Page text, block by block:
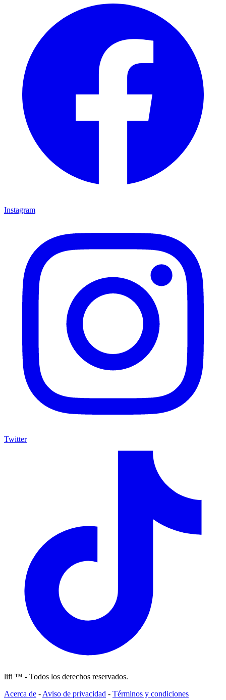
Instagram
Twitter
lifi ™ - Todos los derechos reservados.
Acerca de - Aviso de privacidad - Términos y condiciones